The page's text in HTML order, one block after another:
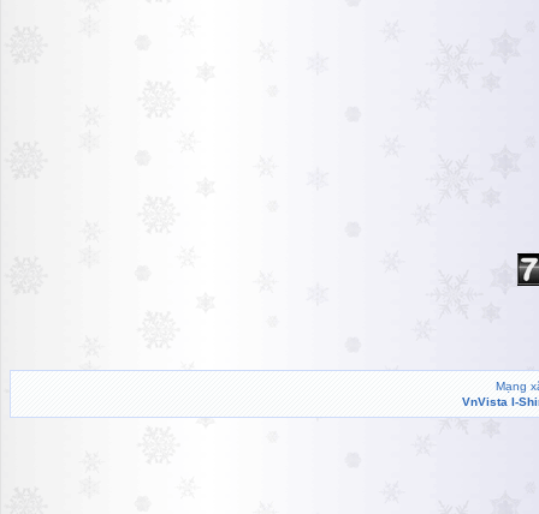
Mạng
VnVista I-